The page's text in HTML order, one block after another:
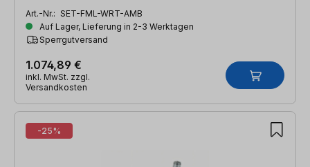
Art.-Nr.: SET-FML-WRT-AMB
Auf Lager, Lieferung in 2-3 Werktagen
Sperrgutversand
1.074,89 €
inkl. MwSt. zzgl.
Versandkosten
-25%